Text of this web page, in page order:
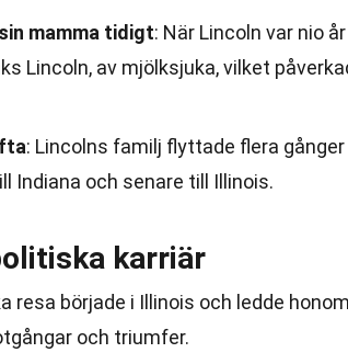
mamma tidigt: När Lincoln var nio
Lincoln, av mjölksjuka, vilket
: Lincolns familj flyttade flera
Indiana och senare till Illinois.
karriär
resa började i Illinois och ledde
och triumfer.